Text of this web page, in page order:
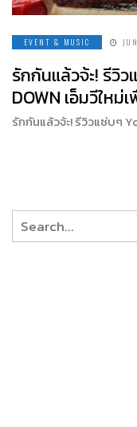
EVENT & MUSIC
รักกันแล้วจ้ะ! รีวิว
DOWN เอ็มวีใหม่
รักกันแล้วจ้ะ! รีวิวแซ่บๆ